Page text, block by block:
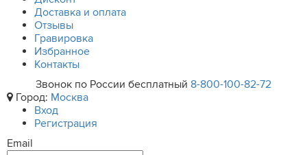
Доставка и оплата
Отзывы
Гравировка
Избранное
Контакты
Звонок по России бесплатный 8-800-100-82-72
Город: Москва
Вход
Регистрация
Email